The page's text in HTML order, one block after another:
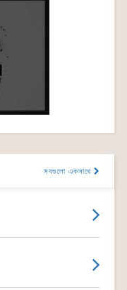
সবগুলো একসাথে